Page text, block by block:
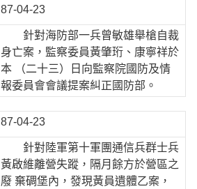
87-04-23
針對海防部一兵曾敏雄舉槍自裁
身亡案，監察委員黃肇珩、康寧祥於
本 （二十三）日向監察院國防及情
報委員會會議提案糾正國防部。
87-04-23
針對陸軍第十軍團通信兵群士兵
黃啟維離營失蹤，隔月餘方於營區之
廢 棄碉堡內，發現黃員遺體乙案，